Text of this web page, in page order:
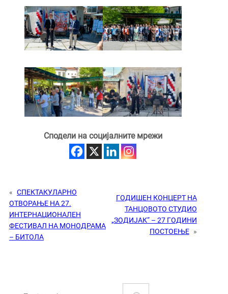
Сподели на социјалните мрежи
« СПЕКТАКУЛАРНО
ОТВОРАЊЕ НА 27.
ИНТЕРНАЦИОНАЛЕН
ФЕСТИВАЛ НА МОНОДРАМА
– БИТОЛА
ГОДИШЕН КОНЦЕРT НА
ТАНЦОВОТО СТУДИО
„ЗОДИЈАК“ – 27 ГОДИНИ
ПОСТОЕЊЕ »